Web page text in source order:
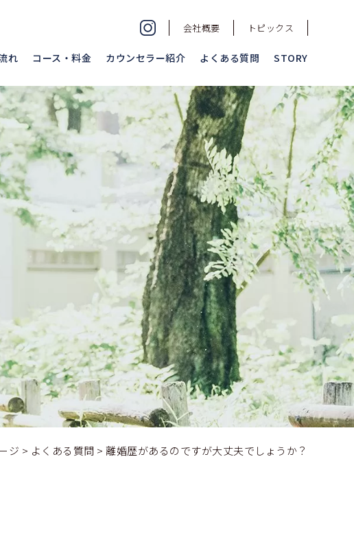
会社概要 トピックス
れ コース・料金 カウンセラー紹介 よくある質問 STORY
ジ > よくある質問 >離婚歴があるのですが大丈夫でしょうか？